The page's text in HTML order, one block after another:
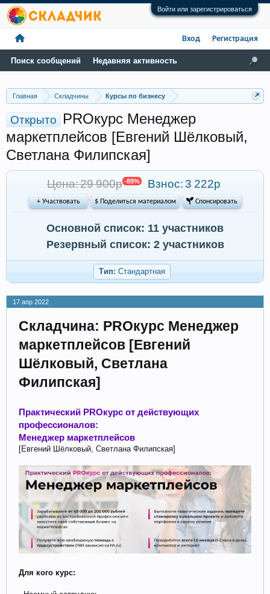
Войти или зарегистрироваться
Главная Складчины Курсы по бизнесу
Открыто
PROкурс Менеджер
маркетплейсов [Евгений Шёлковый,
Светлана Филипская]
Цена: 29 900р -89% Взнос:3 222р
+ Участвовать $ Поделиться материалом  Спонсировать
Основной список: 11 участников
Резервный список: 2 участников
Тип: Стандартная
17 апр 2022
Складчина: PROкурс Менеджер
маркетплейсов [Евгений
Шёлковый, Светлана
Филипская]
Практический PROкурс от действующих
профессионалов:
Менеджер маркетплейсов
[Евгений Шёлковый, Светлана Филипская]
Для кого курс:
Поиск сообщений Недавняя активность
Вход Регистрация